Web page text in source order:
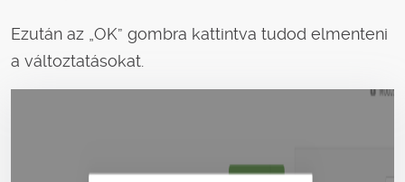
Ezután az „OK” gombra kattintva tudod elmenteni
a változtatásokat.